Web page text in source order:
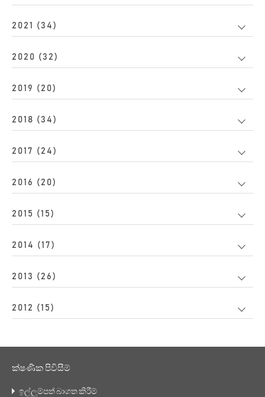
2021 (34)
2020 (32)
2019 (20)
2018 (34)
2017 (24)
2016 (20)
2015 (15)
2014 (17)
2013 (26)
2012 (15)
ක්ෂණික පිවිසීම්
ඉල්ලුම්පත් බාගත කිරීම්